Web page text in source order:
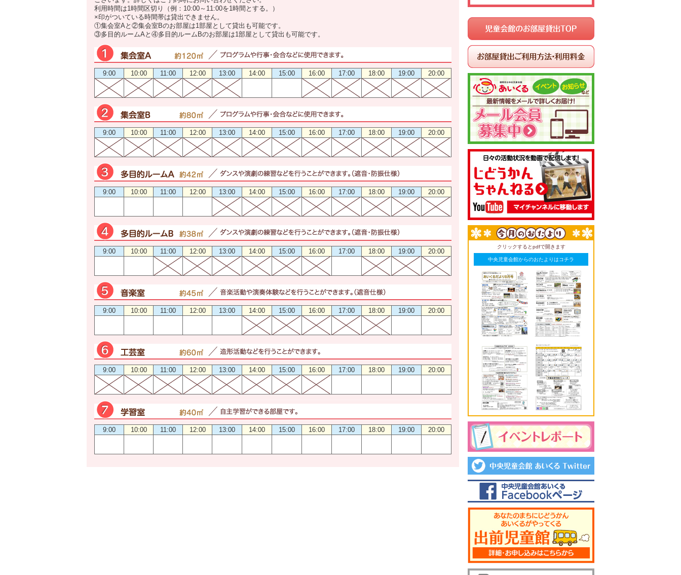
利用時間は1時間区切り（例：10:00～11:00を1時間とする。）
×印がついている時間帯は貸出できません。
①集会室Aと②集会室Bのお部屋は1部屋として貸出も可能です。
③多目的ルームAと④多目的ルームBのお部屋は1部屋として貸出も可能です。
9:00 10:00 11:00 12:00 13:00 14:00 15:00 16:00 17:00 18:00 19:00 20:00
9:00 10:00 11:00 12:00 13:00 14:00 15:00 16:00 17:00 18:00 19:00 20:00
9:00 10:00 11:00 12:00 13:00 14:00 15:00 16:00 17:00 18:00 19:00 20:00
9:00 10:00 11:00 12:00 13:00 14:00 15:00 16:00 17:00 18:00 19:00 20:00
9:00 10:00 11:00 12:00 13:00 14:00 15:00 16:00 17:00 18:00 19:00 20:00
9:00 10:00 11:00 12:00 13:00 14:00 15:00 16:00 17:00 18:00 19:00 20:00
9:00 10:00 11:00 12:00 13:00 14:00 15:00 16:00 17:00 18:00 19:00 20:00
クリックするとpdfで開きます
中央児童会館からのおたよりはコチラ